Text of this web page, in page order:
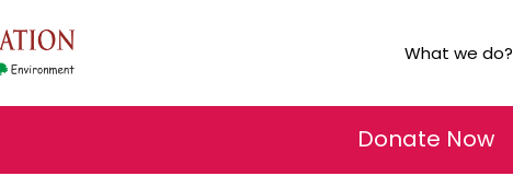
What we do?
Donate Now